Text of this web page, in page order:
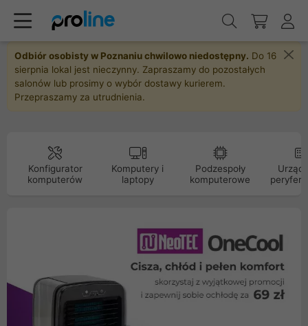
Odbiór osobisty w Poznaniu chwilowo niedostępny. Do 16
sierpnia lokal jest nieczynny. Zapraszamy do pozostałych
salonów lub prosimy o wybór dostawy kurierem.
Przepraszamy za utrudnienia.
Konfigurator
komputerów
Komputery i
laptopy
Podzespoły
komputerowe